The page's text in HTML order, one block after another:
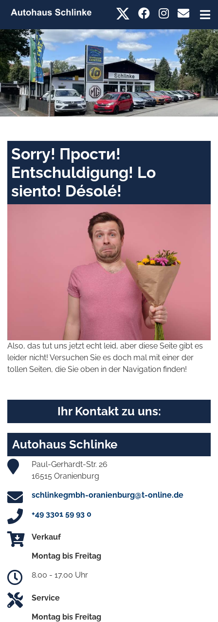
Sorry! Прости!
Entschuldigung! Lo
siento! Désolé!
Also, das tut uns jetzt echt leid, aber diese Seite gibt es
leider nicht! Versuchen Sie es doch mal mit einer der
tollen Seiten, die Sie oben in der Navigation finden!
Ihr Kontakt zu uns:
Autohaus Schlinke
Paul-Gerhardt-Str. 26
16515 Oranienburg
schlinkegmbh-oranienburg@t-online.de
+49 3301 59 93 0
Verkauf
Montag bis Freitag
8.00 - 17.00 Uhr
Service
Montag bis Freitag